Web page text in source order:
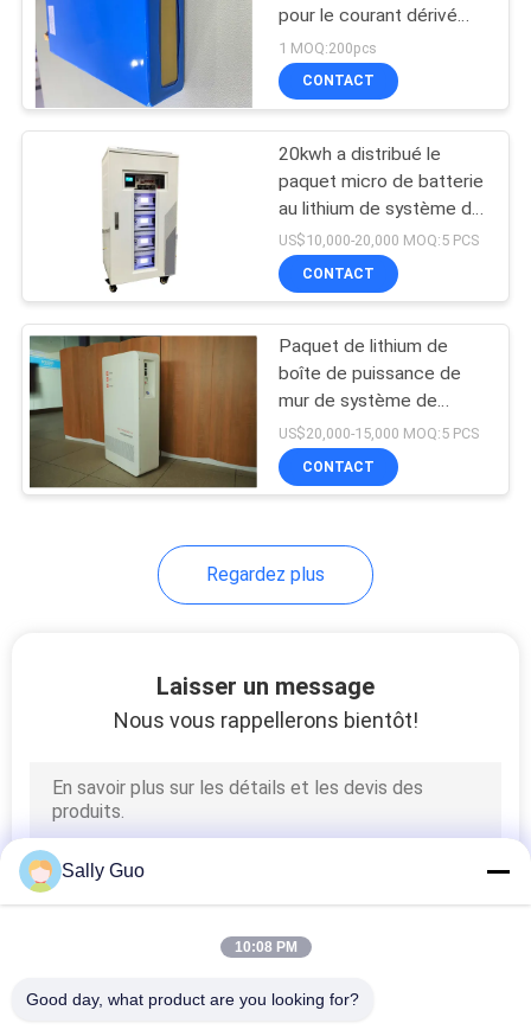
pack batterie de
12V Lifep04
système à énergie
solaire de stockage
système de
l'énergie de batterie
Système de
stockage de
l'énergie d'Ess
pour le courant dérivé
continu de scooter
électrique 10A
1 MOQ:200pcs
CONTACT
20kwh a distribué le
paquet micro de batterie
au lithium de système de
stockage de l'énergie de
grille
US$10,000-20,000 MOQ:5 PCS
CONTACT
Paquet de lithium de
boîte de puissance de
mur de système de
stockage de l'énergie de
la batterie 10KWH
US$20,000-15,000 MOQ:5 PCS
CONTACT
Regardez plus
Laisser un message
Nous vous rappellerons bientôt!
Sally Guo
10:08 PM
Good day, what product are you looking for?